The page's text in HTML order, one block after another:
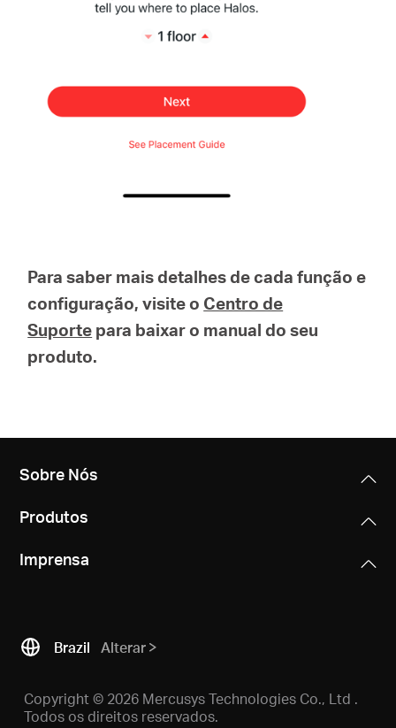
Para saber mais detalhes de cada função e
configuração, visite o Centro de
Suporte para baixar o manual do seu
produto.
Sobre Nós
Produtos
Imprensa
Brazil Alterar
Copyright © 2026 Mercusys Technologies Co., Ltd .
Todos os direitos reservados.